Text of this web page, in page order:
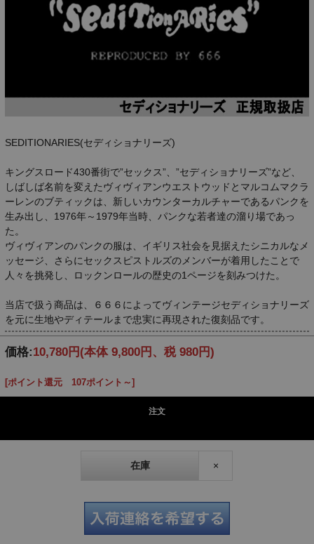
SEDITIONARIES(セディショナリーズ)
キングスロード430番街で”セックス”、”セディショナリーズ”など、
しばしば名前を変えたヴィヴィアンウエストウッドとマルコムマクラ
ーレンのブティックは、新しいカウンターカルチャーであるパンクを
生み出し、1976年～1979年当時、パンクな若者達の溜り場であっ
た。
ヴィヴィアンのパンクの服は、イギリス社会を見据えたシニカルなメ
ッセージ、さらにセックスピストルズのメンバーが着用したことで
人々を挑発し、ロックンロールの歴史の1ページを刻みつけた。
当店で扱う商品は、６６６によってヴィンテージセディショナリーズ
を元に生地やディテールまで忠実に再現された復刻品です。
価格:10,780円 (本体 9,800円、税 980円)
[ポイント還元 107ポイント～]
注文
在庫 ×